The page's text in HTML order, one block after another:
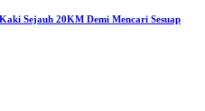
Sejauh 20KM Demi Mencari Sesuap